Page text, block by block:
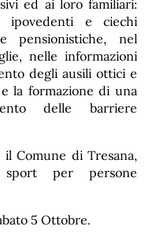
ed ai loro familiari:
e ciechi
pensionistiche, nel
nelle informazioni
degli ausili ottici e
la formazione di una
delle barriere
il Comune di Tresana,
per persone
5 Ottobre.